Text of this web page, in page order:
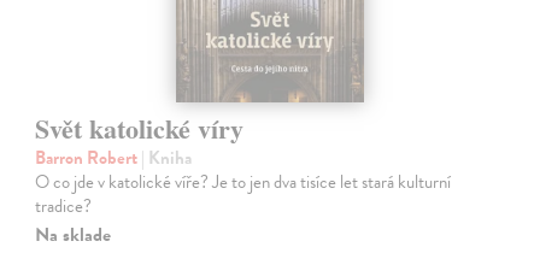
Svět katolické víry
Barron Robert| Kniha
O co jde v katolické víře? Je to jen dva tisíce let stará kulturní
tradice?
Na sklade